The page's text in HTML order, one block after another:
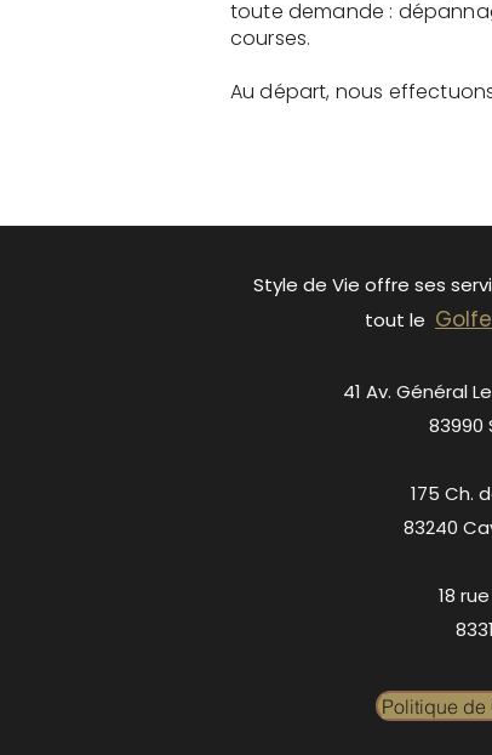
toute demande :
courses.
Au départ, nous
Style de Vie offre ses
tout le
41 Av. Général
83990
175 Ch.
83240
18
Politique de